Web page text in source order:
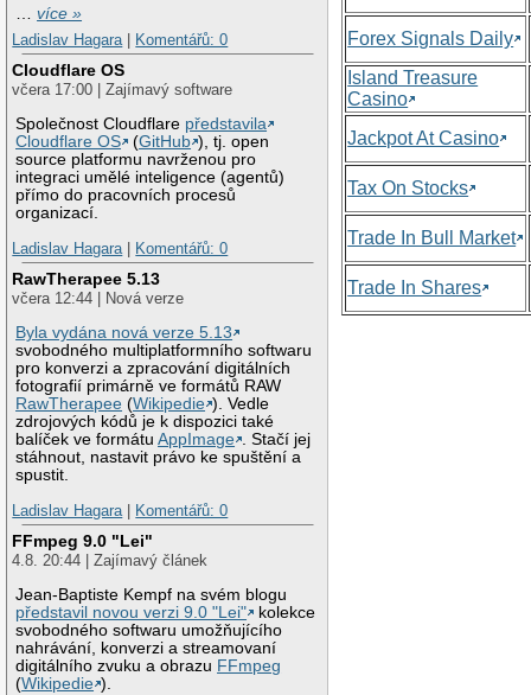
…více »
Ladislav Hagara
Komentářů: 0
Cloudflare OS
včera 17:00 | Zajímavý software
Společnost Cloudflare představila
Cloudflare OS
(GitHub ), tj. open
source platformu navrženou pro
integraci umělé inteligence (agentů)
přímo do pracovních procesů
organizací.
Ladislav Hagara
Komentářů: 0
RawTherapee 5.13
včera 12:44 | Nová verze
Byla vydána nová verze 5.13
svobodného multiplatformního softwaru
pro konverzi a zpracování digitálních
fotografií primárně ve formátů RAW
RawTherapee (Wikipedie ). Vedle
zdrojových kódů je k dispozici také
balíček ve formátuAppImage . Stačí jej
stáhnout, nastavit právo ke spuštění a
spustit.
Ladislav Hagara
Komentářů: 0
FFmpeg 9.0 "Lei"
4.8. 20:44 | Zajímavý článek
Jean-Baptiste Kempf na svém blogu
představil novou verzi 9.0 "Lei"
kolekce
svobodného softwaru umožňujícího
nahrávání, konverzi a streamovaní
digitálního zvuku a obrazu FFmpeg
(Wikipedie ).
Forex Signals Daily
Island Treasure
Casino
Jackpot At Casino
Tax On Stocks
Trade In Bull Market
Trade In Shares